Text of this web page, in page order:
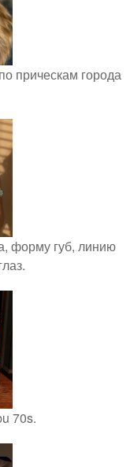
прическам города
форму губ, линию
70s.